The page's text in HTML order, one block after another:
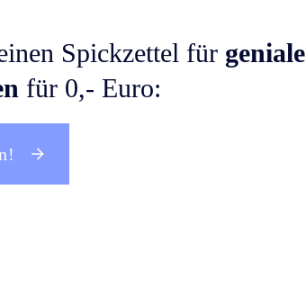
Spickzettel für geniale
für 0,- Euro: